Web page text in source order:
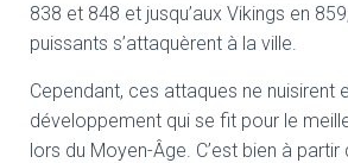
838 et 848 et jusqu’aux Vikings en
puissants s’attaquèrent à la ville.
Cependant, ces attaques ne nuisirent
développement qui se fit pour le
lors du Moyen-Âge. C’est bien à partir